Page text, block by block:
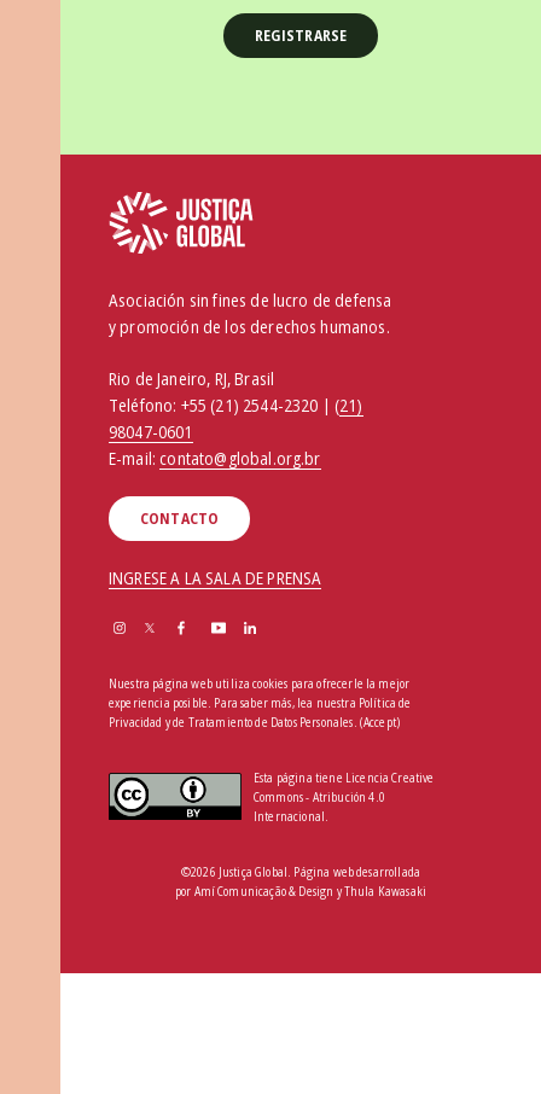
Asociación sin fines de lucro de defensa
y promoción de los derechos humanos.
Rio de Janeiro, RJ, Brasil
Teléfono: +55 (21) 2544-2320 | (21)
98047-0601
E-mail:contato@global.org.br
CONTACTO
INGRESE A LA SALA DE PRENSA
Nuestra página web utiliza cookies para ofrecerle la mejor
experiencia posible. Para saber más, lea nuestra Política de
Privacidad y de Tratamiento de Datos Personales (Accept)
Esta página tiene Licencia Creative
Commons - Atribución 4.0
Internacional.
©2026 Justiça Global. Página web desarrollada
por Amí Comunicação & Design yThula Kawasaki